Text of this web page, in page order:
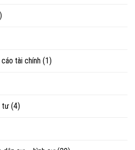
chấptài chính (1)
tư (4)